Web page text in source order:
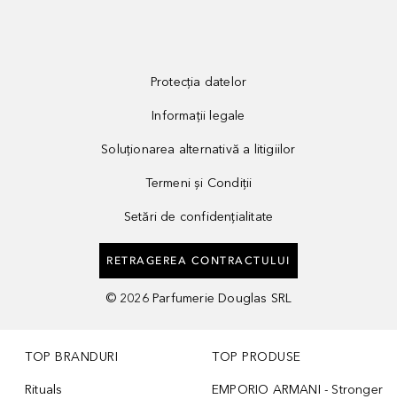
Protecția datelor
Informații legale
Soluționarea alternativă a litigiilor
Termeni și Condiții
Setări de confidențialitate
RETRAGEREA CONTRACTULUI
© 2026 Parfumerie Douglas SRL
TOP BRANDURI
Rituals
TOP PRODUSE
EMPORIO ARMANI - Stronger